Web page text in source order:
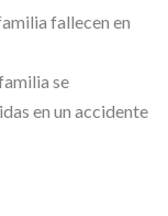
se
en un accidente